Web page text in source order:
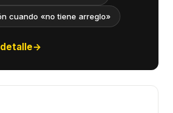
cuando «no tiene arreglo»
→